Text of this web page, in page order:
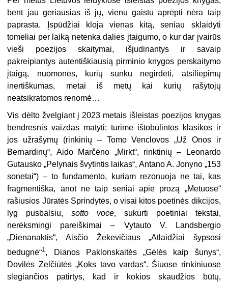
bent jau geriausias iš jų, vienu gaistu aprėpti nėra taip
paprasta. Įspūdžiai kloja vienas kitą, seniau sklaidyti
tomeliai per laiką netenka dalies įtaigumo, o kur dar įvairūs
vieši poezijos skaitymai, išjudinantys ir savaip
pakreipiantys autentiškiausią pirminio knygos perskaitymo
įtaigą, nuomonės, kurių sunku negirdėti, atsiliepimų
inertiškumas, metai iš metų kai kurių rašytojų
neatsikratomos renomė…
Vis dėlto žvelgiant į 2023 metais išleistas poezijos knygas
bendresnis vaizdas matyti: turime ištobulintos klasikos ir
jos užrašymų (rinkinių – Tomo Venclovos „Už Onos ir
Bernardinų“, Aido Marčėno „Mirkt“, rinktinių – Leonardo
Gutausko „Pelynais švytintis laikas“, Antano A. Jonyno „153
sonetai“) – to fundamento, kuriam rezonuoja ne tai, kas
fragmentiška, anot ne taip seniai apie prozą „Metuose“
rašiusios Jūratės Sprindytės, o visai kitos poetinės dikcijos,
lyg pusbalsiu,sotto voce, sukurti poetiniai tekstai,
nerėksmingi pareiškimai – Vytauto V. Landsbergio
„Dienanaktis“, Aisčio Žekevičiaus „Atlaidžiai šypsosi
bedugnė“1 , Dianos Paklonskaitės „Gėlės kaip šunys“,
Dovilės Zelčiūtės „Koks tavo vardas“. Šiuose rinkiniuose
slegiančios patirtys, kad ir kokios skaudžios būtų,